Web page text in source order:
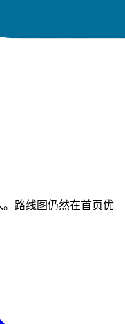
路线图仍然在首页优